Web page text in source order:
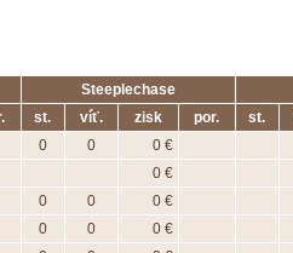
Steeplechase
st. víť. zisk por. st.
0 0 0 €
0 €
0 0 0 €
0 0 0 €